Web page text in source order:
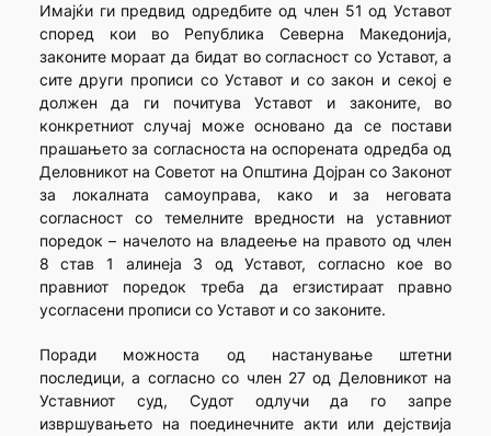
Имајќи ги предвид одредбите од член 51 од Уставот
според кои во Република Северна Македонија,
законите мораат да бидат во согласност со Уставот, а
сите други прописи со Уставот и со закон и секој е
должен да ги почитува Уставот и законите, во
конкретниот случај може основано да се постави
прашањето за согласноста на оспорената одредба од
Деловникот на Советот на Општина Дојран со Законот
за локалната самоуправа, како и за неговата
согласност со темелните вредности на уставниот
поредок – начелото на владеење на правото од член
8 став 1 алинеја 3 од Уставот, согласно кое во
правниот поредок треба да егзистираат правно
усогласени прописи со Уставот и со законите.
Поради можноста од настанување штетни
последици, а согласно со член 27 од Деловникот на
Уставниот суд, Судот одлучи да го запре
извршувањето на поединечните акти или дејствија